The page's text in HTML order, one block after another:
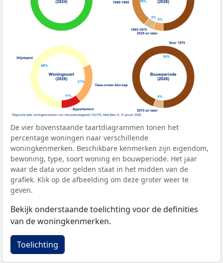
De vier bovenstaande taartdiagrammen tonen het
percentage woningen naar verschillende
woningkenmerken. Beschikbare kenmerken zijn eigendom,
bewoning, type, soort woning en bouwperiode. Het jaar
waar de data voor gelden staat in het midden van de
grafiek. Klik op de afbeelding om deze groter weer te
geven.
Bekijk onderstaande toelichting voor de definities
van de woningkenmerken.
Toelichting